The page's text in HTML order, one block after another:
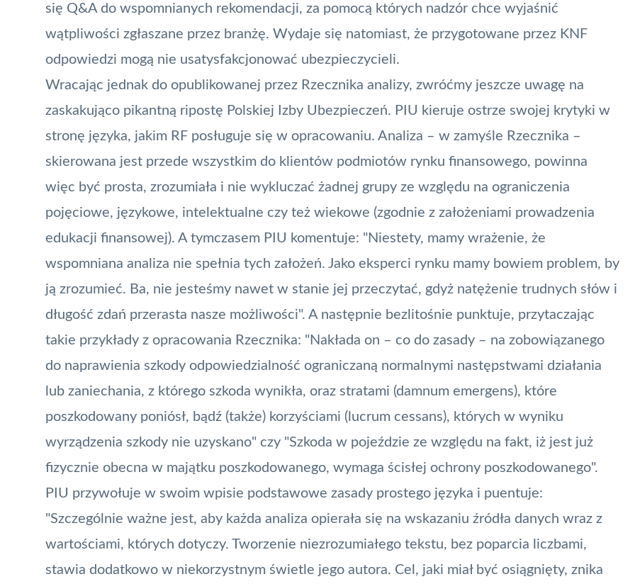
się Q&A do wspomnianych rekomendacji, za pomocą których nadzór chce wyjaśnić
wątpliwości zgłaszane przez branżę. Wydaje się natomiast, że przygotowane przez KNF
odpowiedzi mogą nie usatysfakcjonować ubezpieczycieli.
Wracając jednak do opublikowanej przez Rzecznika analizy, zwróćmy jeszcze uwagę na
zaskakująco pikantną ripostę Polskiej Izby Ubezpieczeń. PIU kieruje ostrze swojej krytyki w
stronę języka, jakim RF posługuje się w opracowaniu. Analiza – w zamyśle Rzecznika –
skierowana jest przede wszystkim do klientów podmiotów rynku finansowego, powinna
więc być prosta, zrozumiała i nie wykluczać żadnej grupy ze względu na ograniczenia
pojęciowe, językowe, intelektualne czy też wiekowe (zgodnie z założeniami prowadzenia
edukacji finansowej). A tymczasem PIU komentuje: "Niestety, mamy wrażenie, że
wspomniana analiza nie spełnia tych założeń. Jako eksperci rynku mamy bowiem problem, by
ją zrozumieć. Ba, nie jesteśmy nawet w stanie jej przeczytać, gdyż natężenie trudnych słów i
długość zdań przerasta nasze możliwości". A następnie bezlitośnie punktuje, przytaczając
takie przykłady z opracowania Rzecznika: "Nakłada on – co do zasady – na zobowiązanego
do naprawienia szkody odpowiedzialność ograniczaną normalnymi następstwami działania
lub zaniechania, z którego szkoda wynikła, oraz stratami (damnum emergens), które
poszkodowany poniósł, bądź (także) korzyściami (lucrum cessans), których w wyniku
wyrządzenia szkody nie uzyskano" czy "Szkoda w pojeździe ze względu na fakt, iż jest już
fizycznie obecna w majątku poszkodowanego, wymaga ścisłej ochrony poszkodowanego".
PIU przywołuje w swoim wpisie podstawowe zasady prostego języka i puentuje:
"Szczególnie ważne jest, aby każda analiza opierała się na wskazaniu źródła danych wraz z
wartościami, których dotyczy. Tworzenie niezrozumiałego tekstu, bez poparcia liczbami,
stawia dodatkowo w niekorzystnym świetle jego autora. Cel, jaki miał być osiągnięty, znika